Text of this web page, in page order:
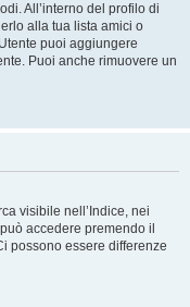
All’interno del profilo di
alla tua lista amici o
puoi aggiungere
Puoi anche rimuovere un
visibile nell’Indice, nei
accedere premendo il
possono essere differenze